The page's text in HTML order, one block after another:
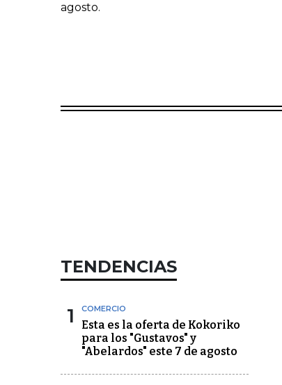
agosto.
TENDENCIAS
1 COMERCIO
Esta es la oferta de Kokoriko
para los "Gustavos" y
"Abelardos" este 7 de agosto